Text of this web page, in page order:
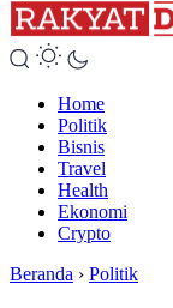
Home
Politik
Bisnis
Travel
Health
Ekonomi
Crypto
Beranda › Politik